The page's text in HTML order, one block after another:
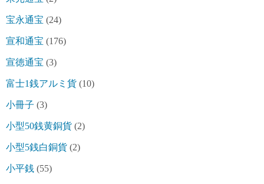
宝永通宝 (24)
宣和通宝 (176)
宣徳通宝 (3)
富士1銭アルミ貨 (10)
小冊子 (3)
小型50銭黄銅貨 (2)
小型5銭白銅貨 (2)
小平銭 (55)